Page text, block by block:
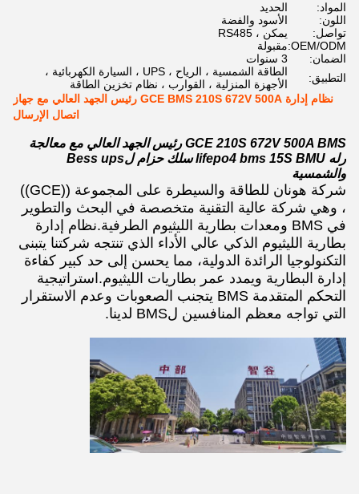
المواد:
الحديد
اللون:
الأسود والفضة
تواصل:
يمكن ، RS485
OEM/ODM: مقبولة
الضمان:
3 سنوات
التطبيق:
الطاقة الشمسية ، الرياح ، UPS ، السيارة الكهربائية ،
الأجهزة المنزلية ، القوارب ، نظام تخزين الطاقة
نظام إدارة GCE BMS 210S 672V 500A رئيس الجهد العالي مع جهاز
اتصال الإرسال
GCE 210S 672V 500A BMS رئيس الجهد العالي مع معالجة
رله lifepo4 bms 15S BMU سلك حزام لBess ups
والشمسية
شركة هونان للطاقة والسيطرة على المجموعة ((GCE))
، وهي شركة عالية التقنية متخصصة في البحث والتطوير
في BMS ومعدات بطارية الليثيوم الطرفية.نظام إدارة
بطارية الليثيوم الذكي عالي الأداء الذي تنتجه شركتنا يتبنى
التكنولوجيا الرائدة الدولية، مما يحسن إلى حد كبير كفاءة
إدارة البطارية ويمدد عمر بطاريات الليثيوم.استراتيجية
التحكم المتقدمة BMS يتجنب الصعوبات وعدم الاستقرار
التي تواجه معظم المنافسين لBMS لدينا.